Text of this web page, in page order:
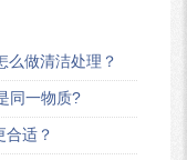
么做清洁处理？
同一物质?
合适？